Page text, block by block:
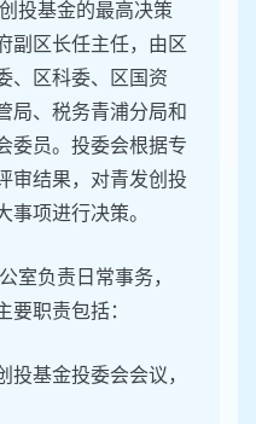
投基金的最高决策
副区长任主任，由区
、区科委、区国资
局、税务青浦分局和
委员。投委会根据专
审结果，对青发创投
事项进行决策。
室负责日常事务，
要职责包括：
投基金投委会会议，